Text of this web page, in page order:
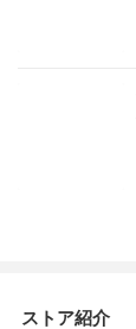
ストア紹介